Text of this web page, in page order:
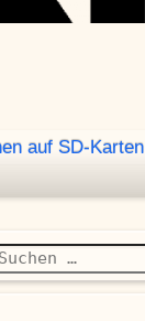
auf SD-Karten
nach: